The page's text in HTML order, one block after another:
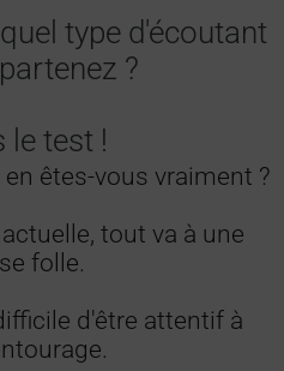
type d'écoutant
?
le test !
êtes-vous vraiment ?
tout va à une
folle.
d'être attentif à